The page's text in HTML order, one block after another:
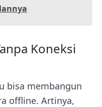
Koneksi
bisa membangun
offline. Artinya,